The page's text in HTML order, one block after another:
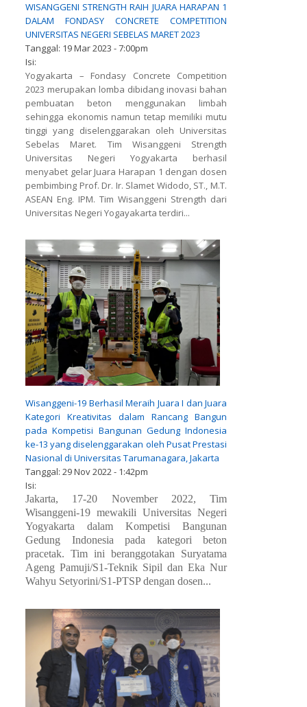
WISANGGENI STRENGTH RAIH JUARA HARAPAN 1
DALAM FONDASY CONCRETE COMPETITION
UNIVERSITAS NEGERI SEBELAS MARET 2023
Tanggal: 19 Mar 2023 - 7:00pm
Isi:
Yogyakarta – Fondasy Concrete Competition
2023 merupakan lomba dibidang inovasi bahan
pembuatan beton menggunakan limbah
sehingga ekonomis namun tetap memiliki mutu
tinggi yang diselenggarakan oleh Universitas
Sebelas Maret. Tim Wisanggeni Strength
Universitas Negeri Yogyakarta berhasil
menyabet gelar Juara Harapan 1 dengan dosen
pembimbing Prof. Dr. Ir. Slamet Widodo, ST., M.T.
ASEAN Eng. IPM. Tim Wisanggeni Strength dari
Universitas Negeri Yogayakarta terdiri...
Wisanggeni-19 Berhasil Meraih Juara I dan Juara
Kategori Kreativitas dalam Rancang Bangun
pada Kompetisi Bangunan Gedung Indonesia
ke-13 yang diselenggarakan oleh Pusat Prestasi
Nasional di Universitas Tarumanagara, Jakarta
Tanggal: 29 Nov 2022 - 1:42pm
Isi:
Jakarta, 17-20 November 2022, Tim
Wisanggeni-19 mewakili Universitas Negeri
Yogyakarta dalam Kompetisi Bangunan
Gedung Indonesia pada kategori beton
pracetak. Tim ini beranggotakan Suryatama
Ageng Pamuji/S1-Teknik Sipil dan Eka Nur
Wahyu Setyorini/S1-PTSP dengan dosen...